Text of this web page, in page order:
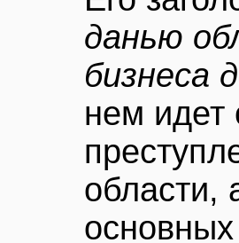
данью
бизнеса
нем идет
области,